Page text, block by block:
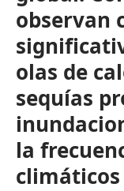
observan
olas de
sequías
la